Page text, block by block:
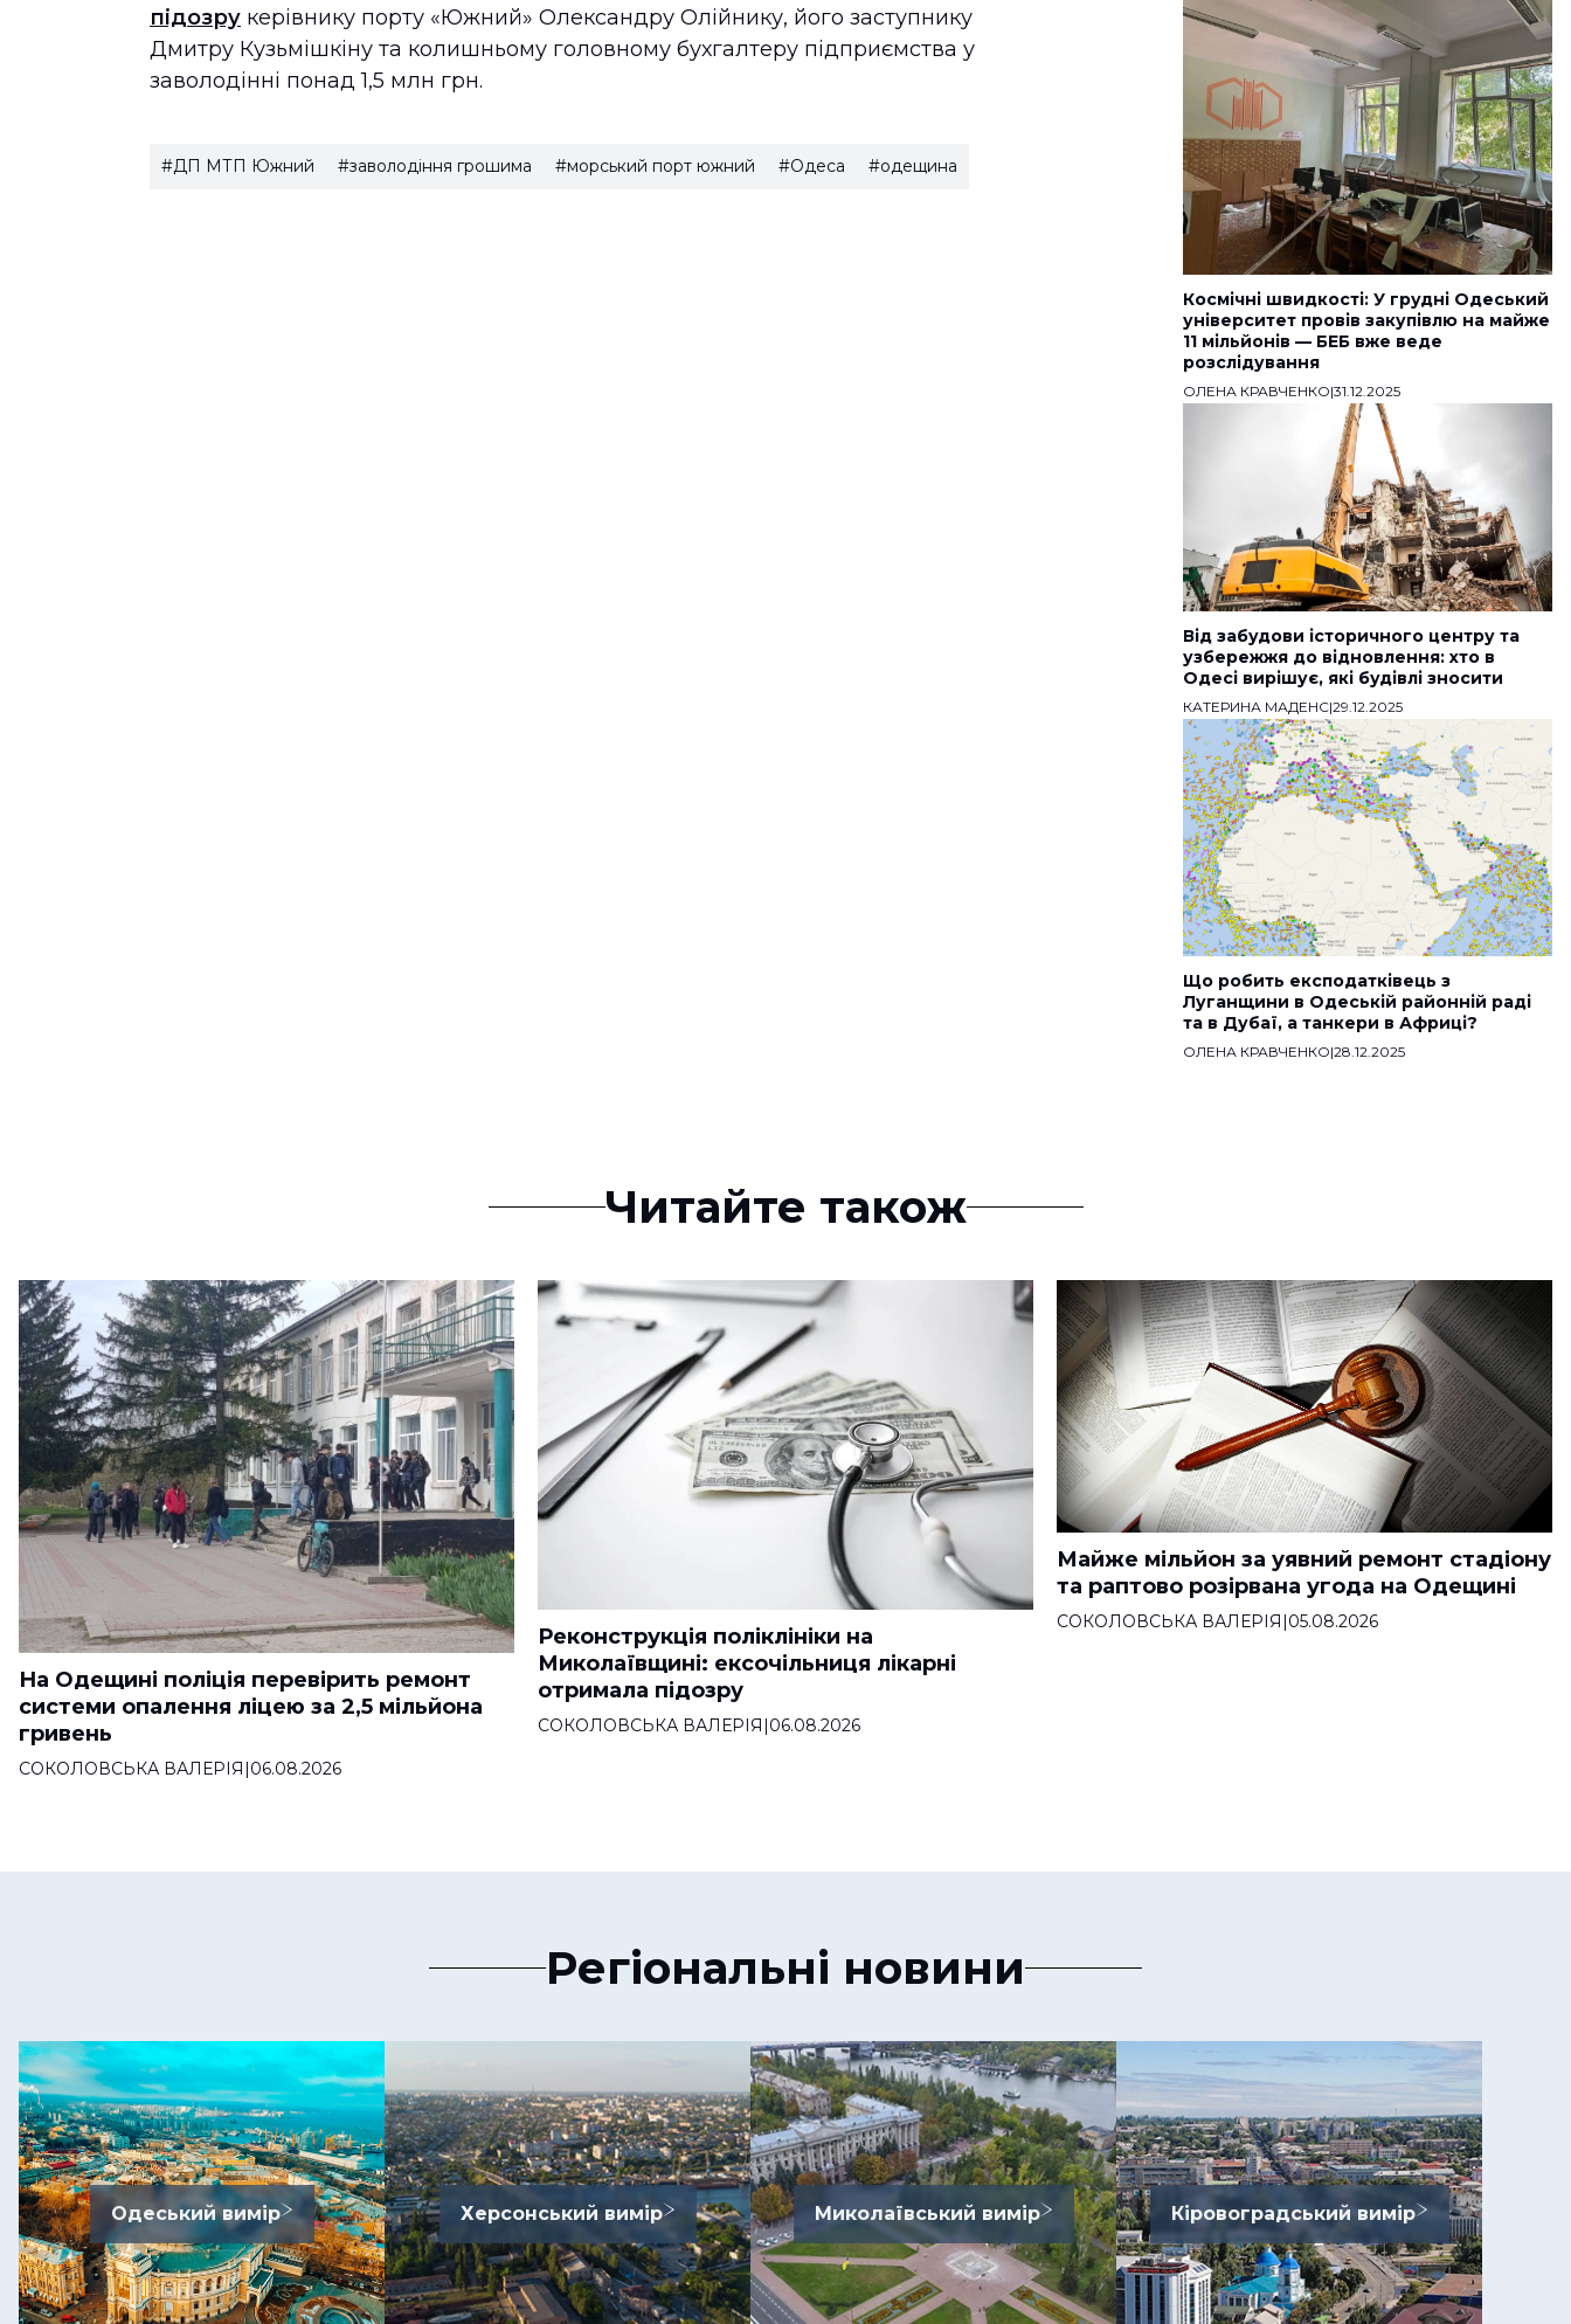
підозру керівнику порту «Южний» Олександру Олійнику, його заступнику
Дмитру Кузьмішкіну та колишньому головному бухгалтеру підприємства у
заволодінні понад 1,5 млн грн.
#ДП МТП Южний #заволодіння грошима #морський порт южний #Одеса #одещина
Космічні швидкості: У грудні Одеський
університет провів закупівлю на майже
11 мільйонів — БЕБ вже веде
розслідування
ОЛЕНА КРАВЧЕНКО|31.12.2025
Від забудови історичного центру та
узбережжя до відновлення: хто в
Одесі вирішує, які будівлі зносити
КАТЕРИНА МАДЕНС|29.12.2025
Що робить експодатківець з
Луганщини в Одеській районній раді
та в Дубаї, а танкери в Африці?
ОЛЕНА КРАВЧЕНКО|28.12.2025
Читайте також
На Одещині поліція перевірить ремонт
системи опалення ліцею за 2,5 мільйона
гривень
СОКОЛОВСЬКА ВАЛЕРІЯ|06.08.2026
Реконструкція поліклініки на
Миколаївщині: ексочільниця лікарні
отримала підозру
СОКОЛОВСЬКА ВАЛЕРІЯ|06.08.2026
Майже мільйон за уявний ремонт стадіону
та раптово розірвана угода на Одещині
СОКОЛОВСЬКА ВАЛЕРІЯ|05.08.2026
Регіональні новини
Одеський вимір Херсонський вимір Миколаївський вимір Кіровоградський вимір